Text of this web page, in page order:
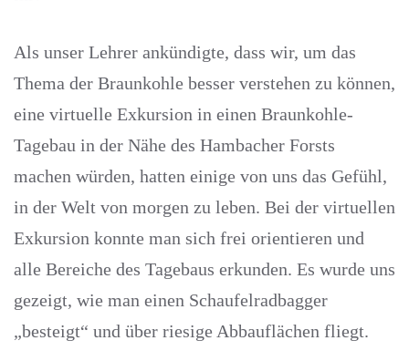
Als unser Lehrer ankündigte, dass wir, um das
Thema der Braunkohle besser verstehen zu können,
eine virtuelle Exkursion in einen Braunkohle-
Tagebau in der Nähe des Hambacher Forsts
machen würden, hatten einige von uns das Gefühl,
in der Welt von morgen zu leben. Bei der virtuellen
Exkursion konnte man sich frei orientieren und
alle Bereiche des Tagebaus erkunden. Es wurde uns
gezeigt, wie man einen Schaufelradbagger
„besteigt“ und über riesige Abbauflächen fliegt.